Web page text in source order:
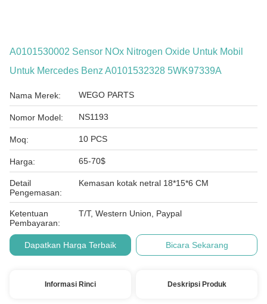
A0101530002 Sensor NOx Nitrogen Oxide Untuk Mobil
Untuk Mercedes Benz A0101532328 5WK97339A
Nama Merek: WEGO PARTS
Nomor Model: NS1193
Moq: 10 PCS
Harga: 65-70$
Detail
Pengemasan:
Kemasan kotak netral 18*15*6 CM
Ketentuan
Pembayaran:
T/T, Western Union, Paypal
Dapatkan Harga Terbaik Bicara Sekarang
Informasi Rinci Deskripsi Produk